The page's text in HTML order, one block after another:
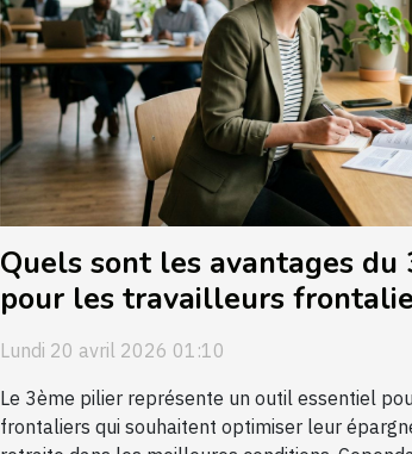
Quels sont les avantages du
pour les travailleurs
Lundi 20 avril 2026 01:10
Le 3ème pilier représente un outil essentiel
frontaliers qui souhaitent optimiser leur